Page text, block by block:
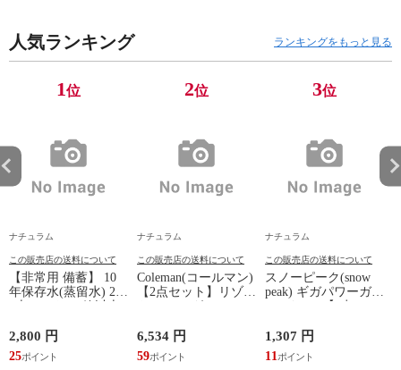
人気ランキング ランキングをもっと見る
1位
ナチュラム
この販売店の送料について
【非常用 備蓄】 10
年保存水(蒸留水) 2l
2L×6本 1箱
2,800 円
25
2位
ナチュラム
この販売店の送料について
Coleman(コールマン)
【2点セット】リゾー
6,534 円
59
3位
ナチュラム
この販売店の送料について
スノーピーク(snow
peak) ギガパワーガス
1,307 円
11